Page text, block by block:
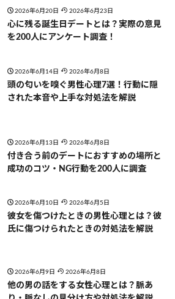
2026年6月20日 2026年6月23日
心に残る誕生日デートとは？実際の意見
を200人にアンケート調査！
2026年6月14日 2026年6月8日
頭の匂いを嗅ぐ男性心理7選！行動に隠
された本音や上手な対処法を解説
2026年6月13日 2026年6月8日
付き合う前のデートにおすすめの場所と
成功のコツ・NG行動を200人に調査
2026年6月10日 2026年6月5日
彼女を傷つけたときの男性心理とは？彼
氏に傷つけられたときの対処法を解説
2026年6月9日 2026年6月8日
他の男の話をする女性心理とは？脈あ